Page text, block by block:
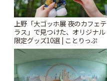
上野「大ゴッホ展 夜のカフェテ
ラス」で見つけた、オリジナル
限定グッズ10選 | ことりっぷ